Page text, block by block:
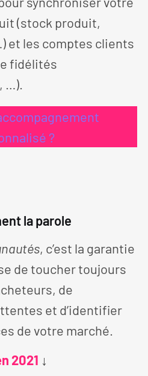
(stock produit,
et les comptes clients
fidélités
…).
?
la parole
, c’est la garantie
de toucher toujours
de
et d’identifier
de votre marché.
2021 ↓